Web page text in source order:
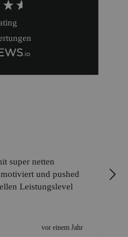
Übung an und
sie auch korrekt
vor einem Jahr